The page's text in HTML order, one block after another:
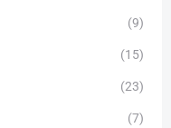
(9)
(15)
(23)
(7)